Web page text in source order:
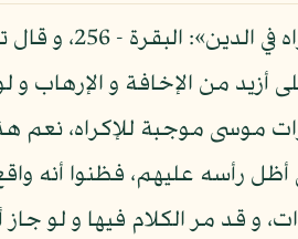
أزيد من الإخافة و الإرهاب
موسى موجبة للإكراه، نعم
رأسه عليهم، فظنوا أنه
و قد مر الكلام فيها و لو جاز